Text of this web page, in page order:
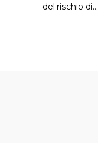
del rischio di…